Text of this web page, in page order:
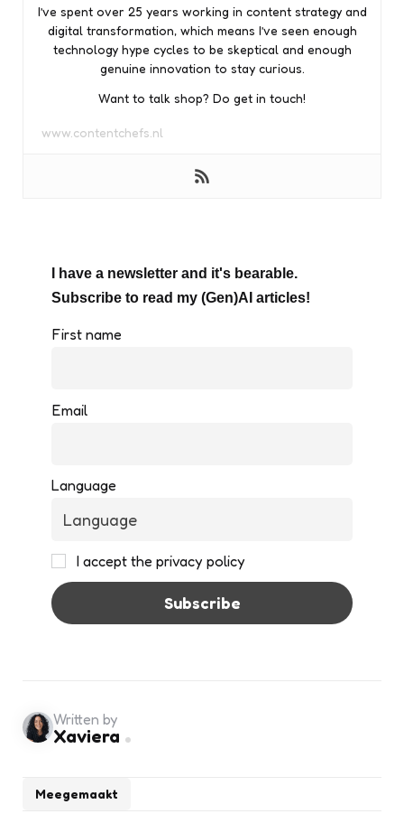
I’ve spent over 25 years working in content strategy and
digital transformation, which means I’ve seen enough
technology hype cycles to be skeptical and enough
genuine innovation to stay curious.
Want to talk shop? Do get in touch!
www.contentchefs.nl
I have a newsletter and it's bearable.
Subscribe to read my (Gen)AI articles!
First name
Email
Language
I accept the privacy policy
Meegemaakt
Written by
Xaviera